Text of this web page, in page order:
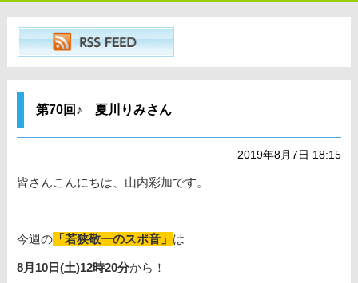
第70回♪ 夏川りみさん
2019年8月7日 18:15
皆さんこんにちは、山内彩加です。
今週の「若狭敬一のスポ音」 は
8月10日(土)12時20分から！